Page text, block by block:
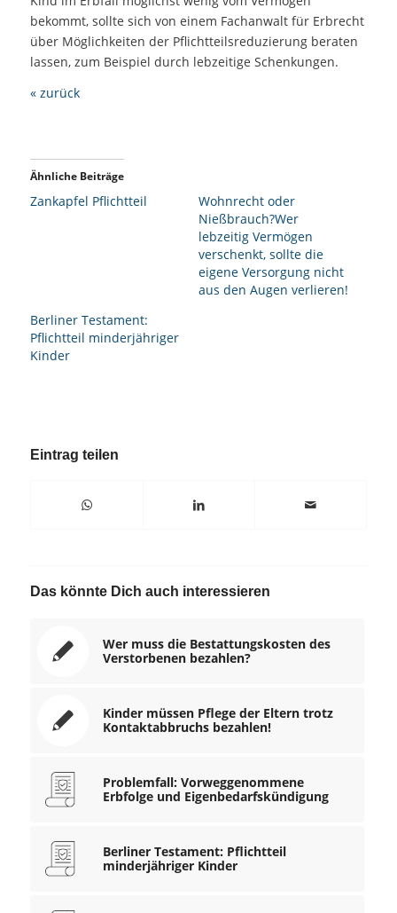
bekommt, sollte sich von einem Fachanwalt für Erbrecht
über Möglichkeiten der Pflichtteilsreduzierung beraten
lassen, zum Beispiel durch lebzeitige Schenkungen.
« zurück
Ähnliche Beiträge
Zankapfel Pflichtteil
Wohnrecht oder
Nießbrauch?Wer
lebzeitig Vermögen
verschenkt, sollte die
eigene Versorgung nicht
aus den Augen verlieren!
Berliner Testament:
Pflichtteil minderjähriger
Kinder
Eintrag teilen
Das könnte Dich auch interessieren
Wer muss die Bestattungskosten des
Verstorbenen bezahlen?
Kinder müssen Pflege der Eltern trotz
Kontaktabbruchs bezahlen!
Problemfall: Vorweggenommene
Erbfolge und Eigenbedarfskündigung
Berliner Testament: Pflichtteil
minderjähriger Kinder